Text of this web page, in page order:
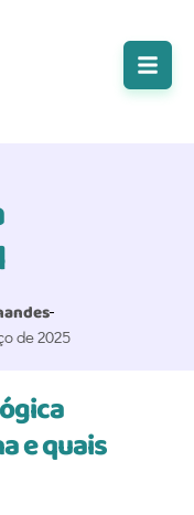
de 2025
e quais